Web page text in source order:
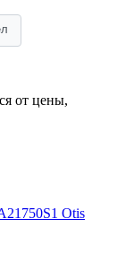
от цены,
Otis